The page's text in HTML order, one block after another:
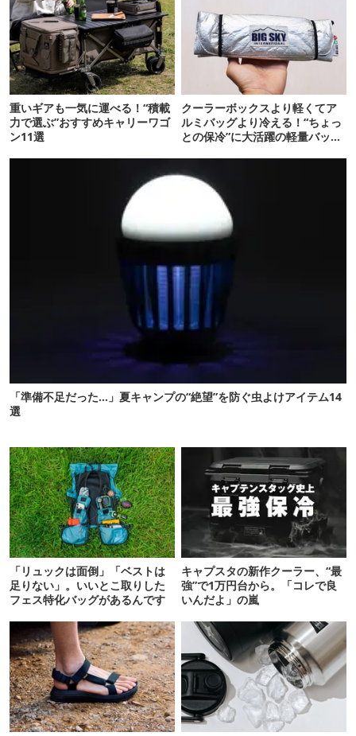
重いギアも一気に運べる！“積載
力で選ぶ”おすすめキャリーワゴ
ン11選
クーラーボックスより軽くてア
ルミバッグより冷える！“ちょっ
との保冷”に大活躍の軽量バッグ
「準備不足だった…」夏キャンプの“絶望”を防ぐ虫よけアイテム14
選
「リュックは面倒」「ベストは
足りない」。いいとこ取りした
フェス特化バッグがあるんです
キャプスタの新作クーラー、“最
強”で1万円台から。「コレで良
いんだよ」の嵐